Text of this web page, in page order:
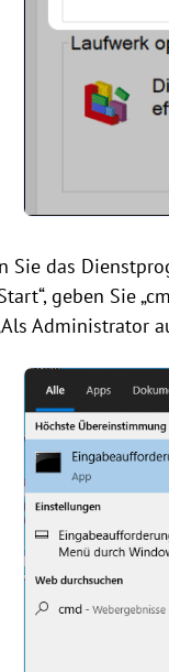
Sie das
geben Sie
Administrator